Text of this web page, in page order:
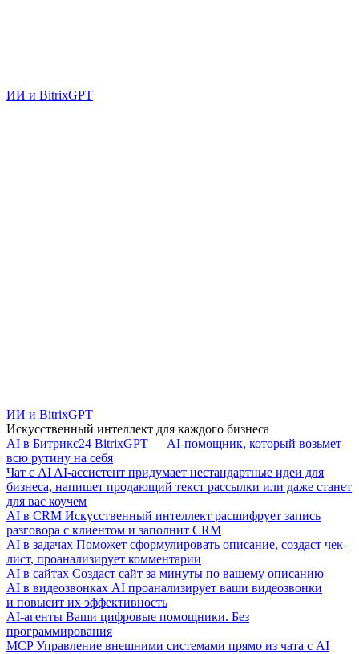
ИИ и BitrixGPT
ИИ и BitrixGPT
Искусственный интеллект для каждого бизнеса
AI в Битрикс24 BitrixGPT — AI-помощник, который возьмет
всю рутину на себя
Чат с AI AI-ассистент придумает нестандартные идеи для
бизнеса, напишет продающий текст рассылки или даже станет
для вас коучем
AI в CRM Искусственный интеллект расшифрует запись
разговора с клиентом и заполнит CRM
AI в задачах Поможет сформулировать описание, создаст чек-
лист, проанализирует комментарии
AI в сайтах Создаст сайт за минуты по вашему описанию
AI в видеозвонках AI проанализирует ваши видеозвонки
и повысит их эффективность
AI-агенты Ваши цифровые помощники. Без
программирования
MCP Управление внешними системами прямо из чата с AI